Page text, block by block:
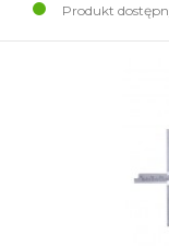
Produkt